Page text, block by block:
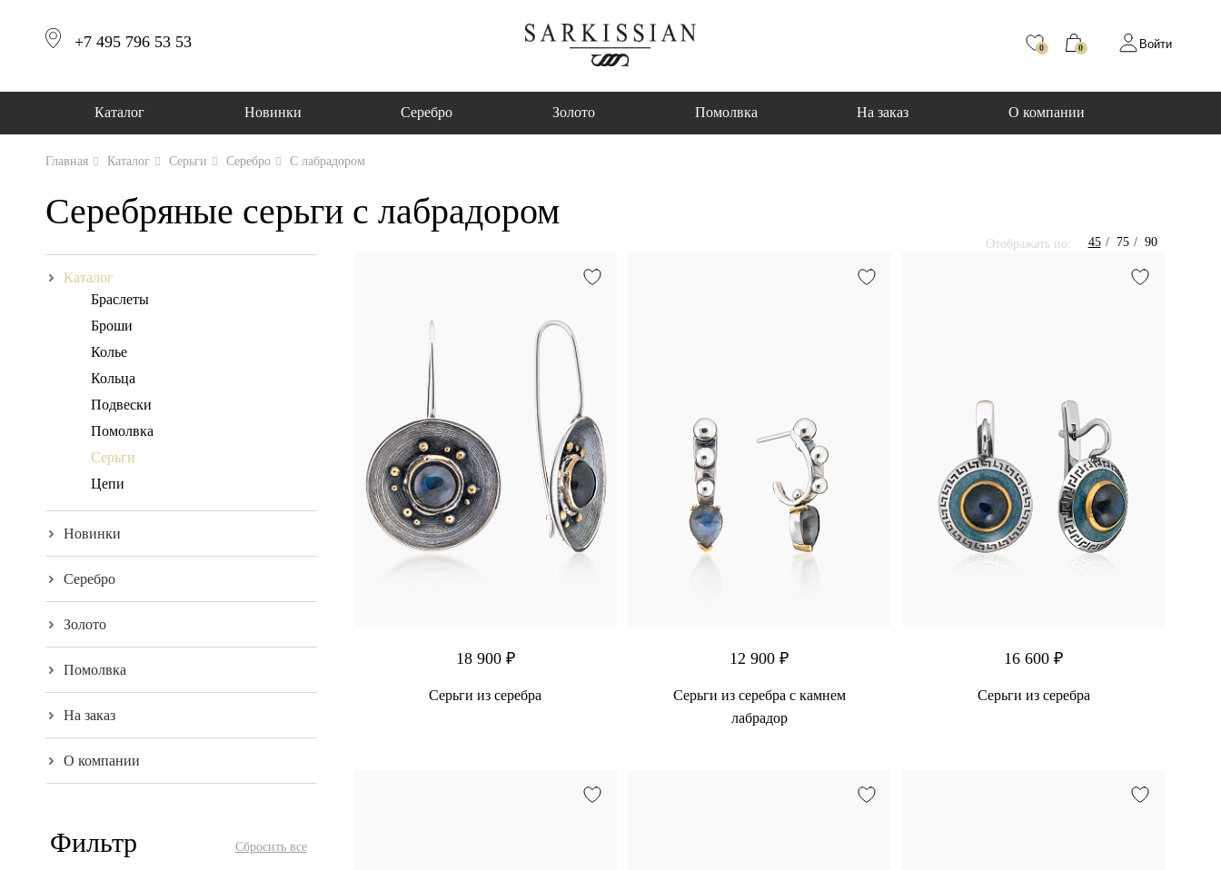
+7 495 796 53 53 0 0 Войти
Каталог Новинки Серебро Золото Помолвка На заказ О компании
Главная Каталог Серьги Серебро С лабрадором
Серебряные серьги с лабрадором
Каталог
Браслеты
Броши
Колье
Кольца
Подвески
Помолвка
Серьги
Цепи
Новинки
Серебро
Золото
Помолвка
На заказ
О компании
Фильтр
Отображать по: 45 75 90
18 900 ₽
Серьги из серебра
12 900 ₽
Серьги из серебра с камнем
лабрадор
16 600 ₽
Серьги из серебра